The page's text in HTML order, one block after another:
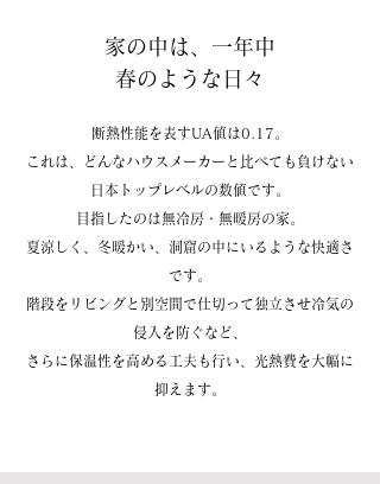
家の中は、一年中
​春のような日々
断熱性能を表すUA値は0.17。
これは、どんなハウスメーカーと比べても負けない
日本トップレベルの数値です。
目指したのは無冷房・無暖房の家。
夏涼しく、冬暖かい、洞窟の中にいるような快適さ
です。
階段をリビングと別空間で仕切って独立させ冷気の
侵入を防ぐなど、
​さらに保温性を高める工夫も行い、光熱費を大幅に
抑えます。